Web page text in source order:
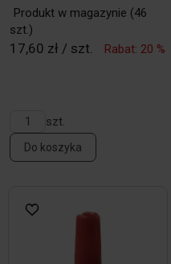
Produkt w magazynie (46
szt.)
17,60 zł / szt. Rabat: 20 %
szt.
Do koszyka